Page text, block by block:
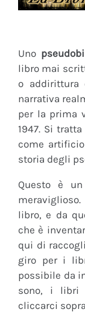
Uno
libro mai
o addirittura
narrativa
per la prima
1947. Si
come
storia degli
Questo è
libro, e da
che è
qui di
giro per i
possibile da
sono, i libri
cliccarci